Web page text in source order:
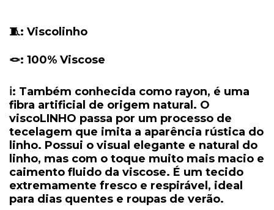
🧵: Viscolinho
🪢: 100% Viscose
ℹ️: Também conhecida como rayon, é uma
fibra artificial de origem natural. O
viscoLINHO passa por um processo de
tecelagem que imita a aparência rústica do
linho. Possui o visual elegante e natural do
linho, mas com o toque muito mais macio e
caimento fluido da viscose. É um tecido
extremamente fresco e respirável, ideal
para dias quentes e roupas de verão.